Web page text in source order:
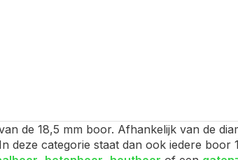
de 18,5 mm boor. Afhankelijk van de
deze categorie staat dan ook iedere boor